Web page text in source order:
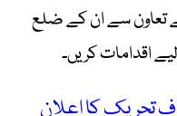
تعاون سے ان کے ضلع
اقدامات کریں۔